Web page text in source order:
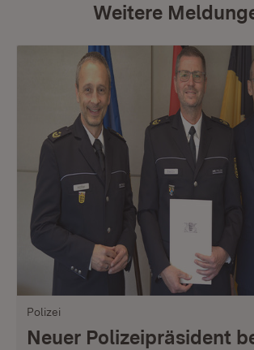
Weitere
Polizei
Neuer Polizeipräsident